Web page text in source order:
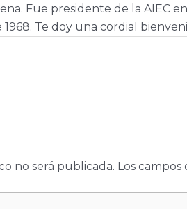
Fue presidente de la AIEC
Te doy una cordial
no será publicada. Los